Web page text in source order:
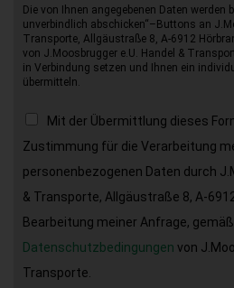
Die von Ihnen angegebenen Daten werden
unverbindlich abschicken“–Buttons an
Transporte, Allgäustraße 8, A-6912
von J.Moosbrugger e.U. Handel &
in Verbindung setzen und Ihnen ein
übermitteln.
Mit der Übermittlung dieses
Zustimmung für die Verarbeitung
personenbezogenen Daten durch
& Transporte, Allgäustraße 8, A-
Bearbeitung meiner Anfrage,
Datenschutzbedingungen von
Transporte.